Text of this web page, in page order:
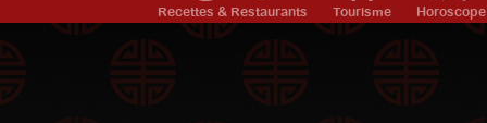
Recettes & Restaurants Tourisme Horoscope